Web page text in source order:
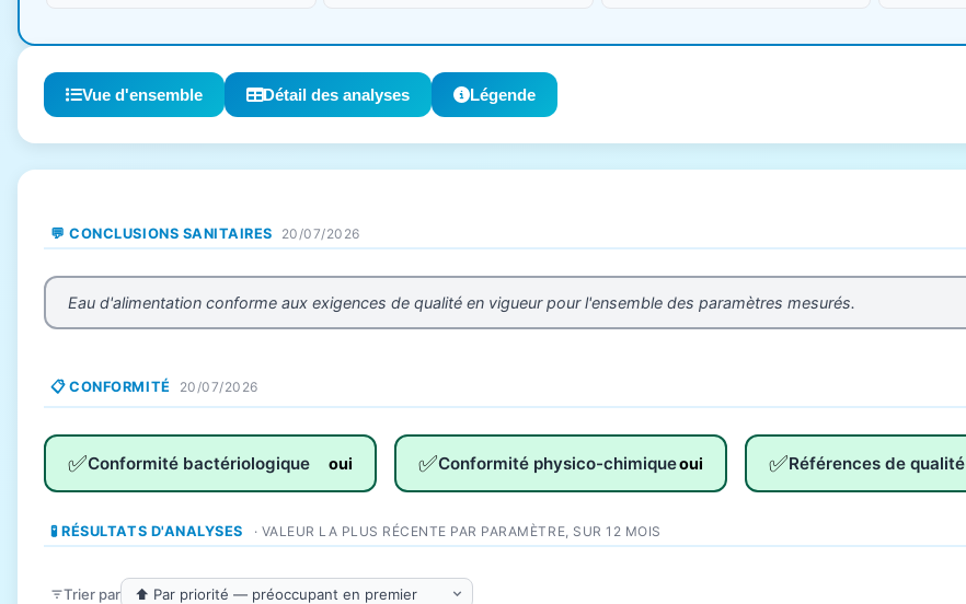
Vue d'ensemble Détail des analyses Légende
💬 CONCLUSIONS SANITAIRES 20/07/2026
Eau d'alimentation conforme aux exigences de qualité en vigueur pour l'ensemble des paramètres mesurés.
📋 CONFORMITÉ 20/07/2026
✅Conformité bactériologique oui ✅Conformité physico-chimiqueoui ✅Références de qualité
🧪 RÉSULTATS D'ANALYSES · VALEUR LA PLUS RÉCENTE PAR PARAMÈTRE, SUR 12 MOIS
Trier par